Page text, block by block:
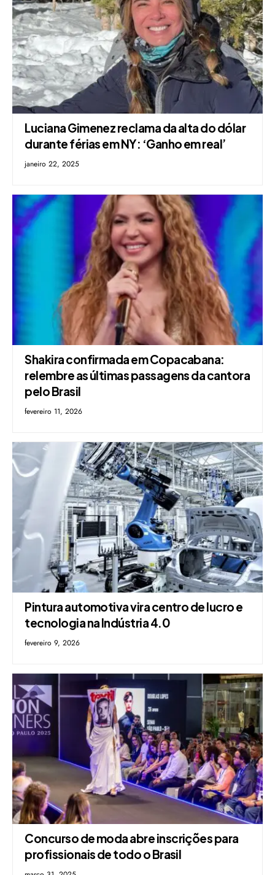
Luciana Gimenez reclama da alta do dólar
durante férias em NY: ‘Ganho em real’
janeiro 22, 2025
Shakira confirmada em Copacabana:
relembre as últimas passagens da cantora
pelo Brasil
fevereiro 11, 2026
Pintura automotiva vira centro de lucro e
tecnologia na Indústria 4.0
fevereiro 9, 2026
Concurso de moda abre inscrições para
profissionais de todo o Brasil